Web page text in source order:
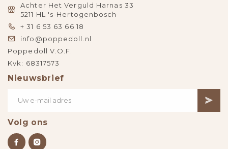
Achter Het Verguld Harnas 33
5211 HL 's-Hertogenbosch
+ 31 6 53 63 66 18
info@poppedoll.nl
Poppedoll V.O.F.
Kvk: 68317573
Nieuwsbrief
Volg ons